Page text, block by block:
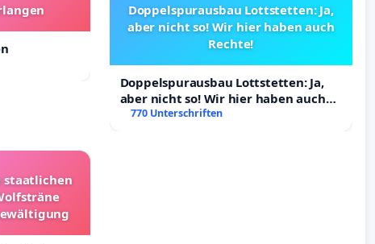
Doppelspurausbau Lottstetten: Ja,
aber nicht so! Wir hier haben auch
Rechte!
Doppelspurausbau Lottstetten: Ja,
aber nicht so! Wir hier haben auch
Rechte!
770 Unterschriften
staatlichen